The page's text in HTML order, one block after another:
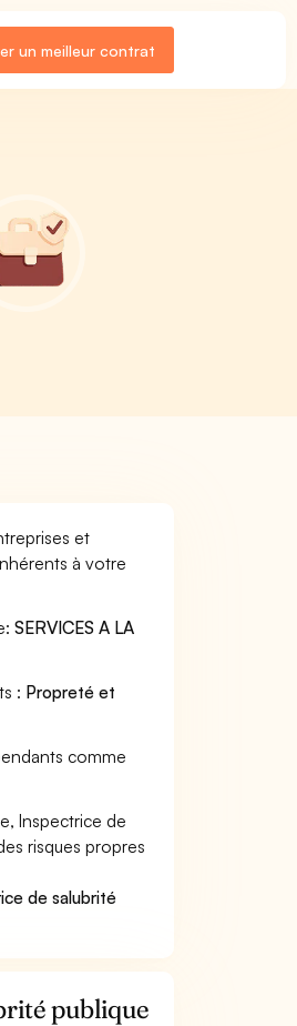
un meilleur contrat
et
à votre
SERVICES A LA
: Propreté et
comme
Inspectrice de
risques propres
de salubrité
publique